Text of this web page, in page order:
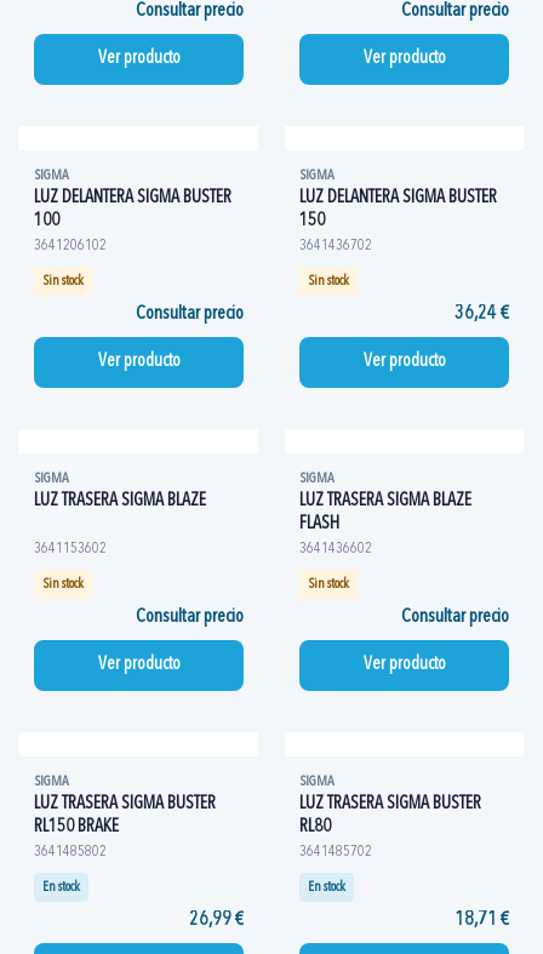
Consultar precio
Ver producto
Consultar precio
Ver producto
SIGMA
LUZ DELANTERA SIGMA BUSTER
100
3641206102
Sin stock
Consultar precio
Ver producto
SIGMA
LUZ DELANTERA SIGMA BUSTER
150
3641436702
Sin stock
36,24 €
Ver producto
SIGMA
LUZ TRASERA SIGMA BLAZE
3641153602
Sin stock
Consultar precio
Ver producto
SIGMA
LUZ TRASERA SIGMA BLAZE
FLASH
3641436602
Sin stock
Consultar precio
Ver producto
SIGMA
LUZ TRASERA SIGMA BUSTER
RL150 BRAKE
3641485802
En stock
26,99 €
SIGMA
LUZ TRASERA SIGMA BUSTER
RL80
3641485702
En stock
18,71 €